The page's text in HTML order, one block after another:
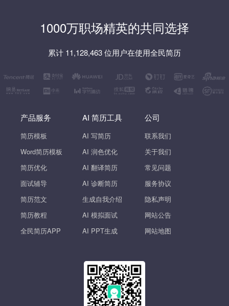
1000万职场精英的共同选择
累计 11,128,463 位用户在使用全民简历
产品服务
简历模板
Word简历模板
简历优化
面试辅导
简历范文
简历教程
全民简历APP
AI 简历工具
AI 写简历
AI 润色优化
AI 翻译简历
AI 诊断简历
生成自我介绍
AI 模拟面试
AI PPT生成
公司
联系我们
关于我们
常见问题
服务协议
隐私声明
网站公告
网站地图